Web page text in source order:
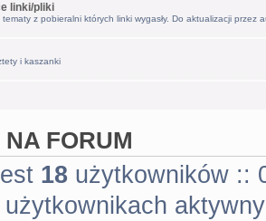
linki/pliki
z pobieralni których linki wygasły. Do aktualizacji przez
i kaszanki
FORUM
18 użytkowników ::